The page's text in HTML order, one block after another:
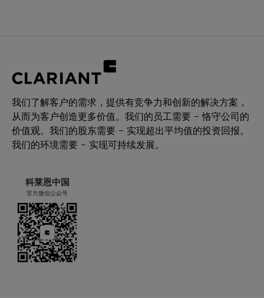
我们了解客户的需求，提供有竞争力和创新的解决方案，
从而为客户创造更多价值。我们的员工需要 – 恪守公司的
价值观。我们的股东需要 – 实现超出平均值的投资回报。
我们的环境需要 – 实现可持续发展。
科莱恩中国
官方微信公众号